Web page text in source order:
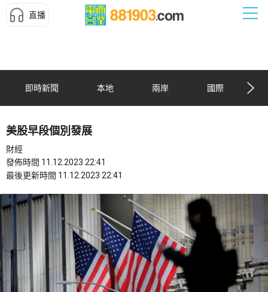
直播
即時新聞 本地 兩岸 國際
美股早段個別發展
財經
發佈時間 11.12.2023 22:41
最後更新時間 11.12.2023 22:41